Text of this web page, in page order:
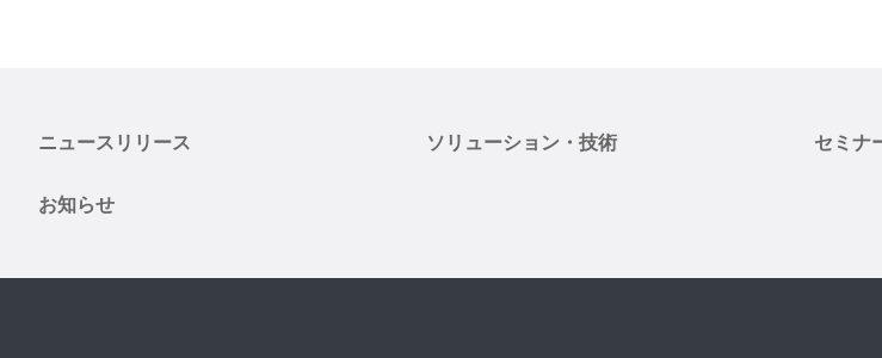
ニュースリリース ソリューション・技術 セミナ
お知らせ